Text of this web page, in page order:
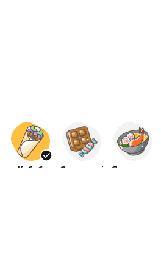
Кебаб Солодощі Японська